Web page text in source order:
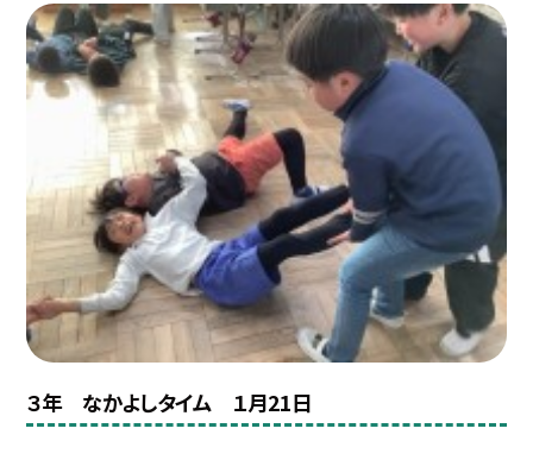
３年 なかよしタイム １月21日